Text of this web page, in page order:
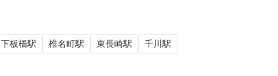
下板橋駅 椎名町駅 東長崎駅 千川駅